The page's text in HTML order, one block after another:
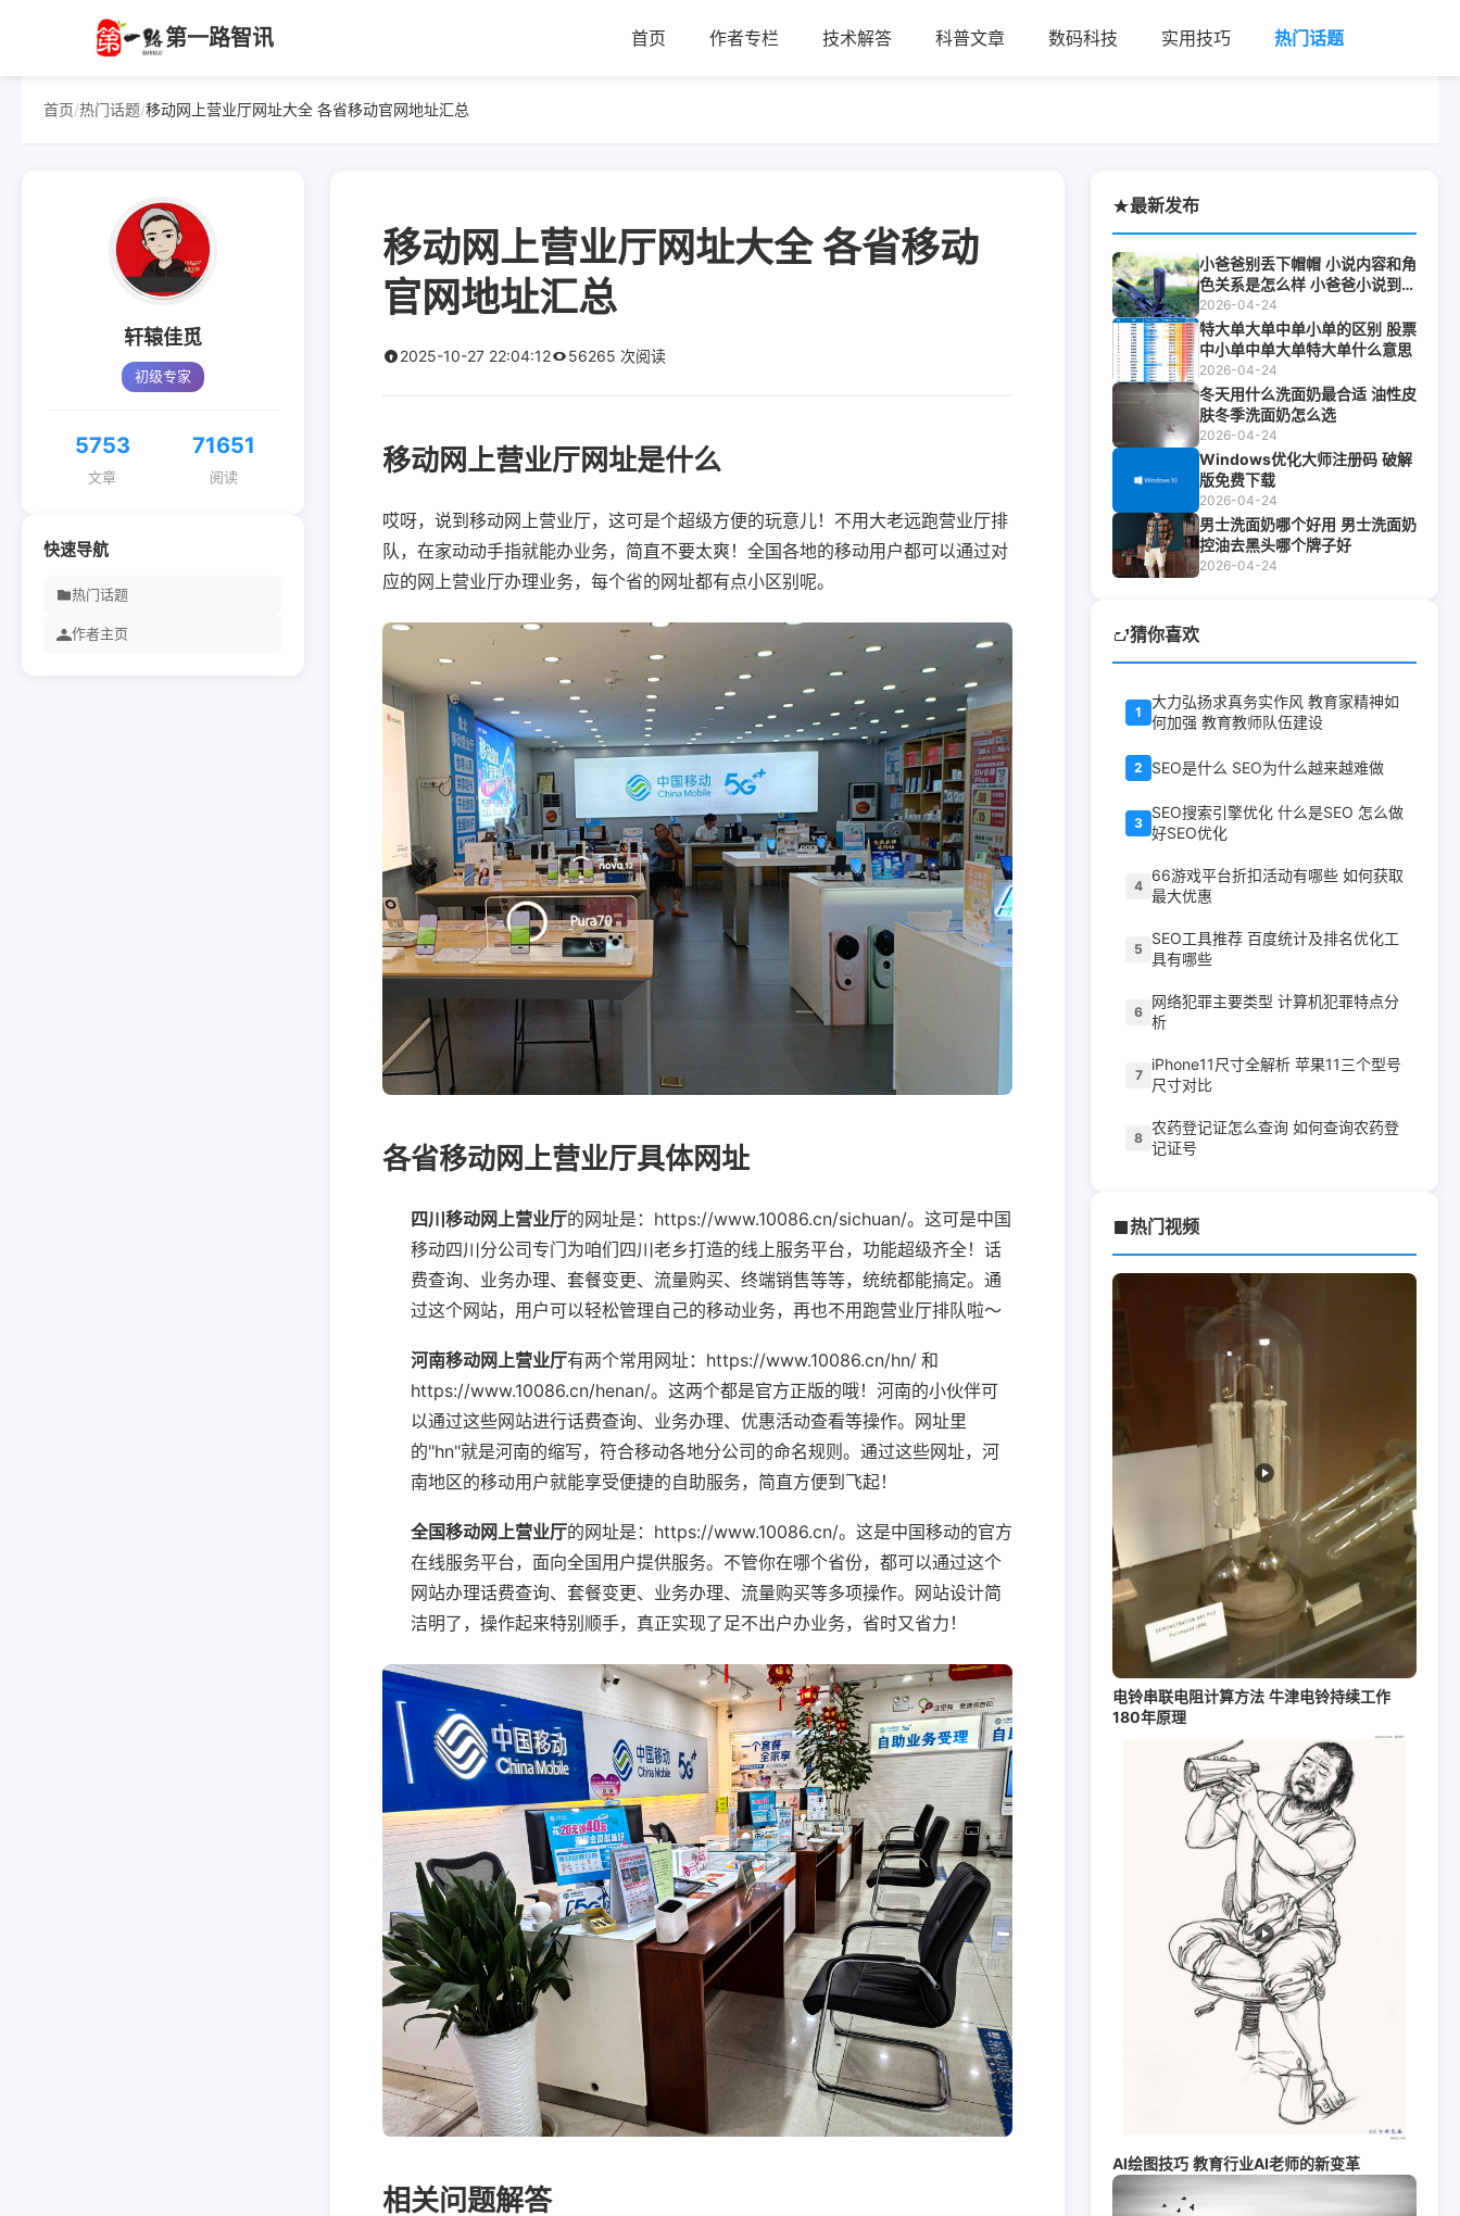
第一路智讯 首页 作者专栏 技术解答 科普文章 数码科技 实用技巧 热门话题
首页 /热门话题/移动网上营业厅网址大全 各省移动官网地址汇总
轩辕佳觅
初级专家
5753
文章
71651
阅读
快速导航
热门话题
作者主页
移动网上营业厅网址大全 各省移动
官网地址汇总
2025-10-27 22:04:12 56265 次阅读
移动网上营业厅网址是什么
哎呀，说到移动网上营业厅，这可是个超级方便的玩意儿！不用大老远跑营业厅排
队，在家动动手指就能办业务，简直不要太爽！全国各地的移动用户都可以通过对
应的网上营业厅办理业务，每个省的网址都有点小区别呢。
各省移动网上营业厅具体网址
四川移动网上营业厅的网址是：https://www.10086.cn/sichuan/。这可是中国
移动四川分公司专门为咱们四川老乡打造的线上服务平台，功能超级齐全！话
费查询、业务办理、套餐变更、流量购买、终端销售等等，统统都能搞定。通
过这个网站，用户可以轻松管理自己的移动业务，再也不用跑营业厅排队啦～
河南移动网上营业厅有两个常用网址：https://www.10086.cn/hn/ 和
https://www.10086.cn/henan/。这两个都是官方正版的哦！河南的小伙伴可
以通过这些网站进行话费查询、业务办理、优惠活动查看等操作。网址里
的"hn"就是河南的缩写，符合移动各地分公司的命名规则。通过这些网址，河
南地区的移动用户就能享受便捷的自助服务，简直方便到飞起！
全国移动网上营业厅的网址是：https://www.10086.cn/。这是中国移动的官方
在线服务平台，面向全国用户提供服务。不管你在哪个省份，都可以通过这个
网站办理话费查询、套餐变更、业务办理、流量购买等多项操作。网站设计简
洁明了，操作起来特别顺手，真正实现了足不出户办业务，省时又省力！
相关问题解答
最新发布
小爸爸别丢下帽帽 小说内容和角
色关系是怎么样 小爸爸小说到底
是谁写的
2026-04-24
特大单大单中单小单的区别 股票
中小单中单大单特大单什么意思
2026-04-24
冬天用什么洗面奶最合适 油性皮
肤冬季洗面奶怎么选
2026-04-24
Windows优化大师注册码 破解
版免费下载
2026-04-24
男士洗面奶哪个好用 男士洗面奶
控油去黑头哪个牌子好
2026-04-24
猜你喜欢
1
大力弘扬求真务实作风 教育家精神如
何加强 教育教师队伍建设
2 SEO是什么 SEO为什么越来越难做
3
SEO搜索引擎优化 什么是SEO 怎么做
好SEO优化
4
66游戏平台折扣活动有哪些 如何获取
最大优惠
5
SEO工具推荐 百度统计及排名优化工
具有哪些
6
网络犯罪主要类型 计算机犯罪特点分
析
7
iPhone11尺寸全解析 苹果11三个型号
尺寸对比
8
农药登记证怎么查询 如何查询农药登
记证号
热门视频
电铃串联电阻计算方法 牛津电铃持续工作
180年原理
AI绘图技巧 教育行业AI老师的新变革